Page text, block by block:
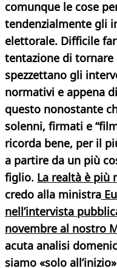
comunque le cose
tendenzialmente gli
elettorale. Difficile
tentazione di tornare
spezzettano gli
normativi e appena
questo nonostante
solenni, firmati e
ricorda bene, per il
a partire da un più
figlio. La realtà è più
credo alla ministra
nell’intervista
novembre al nostro
acuta analisi
siamo «solo